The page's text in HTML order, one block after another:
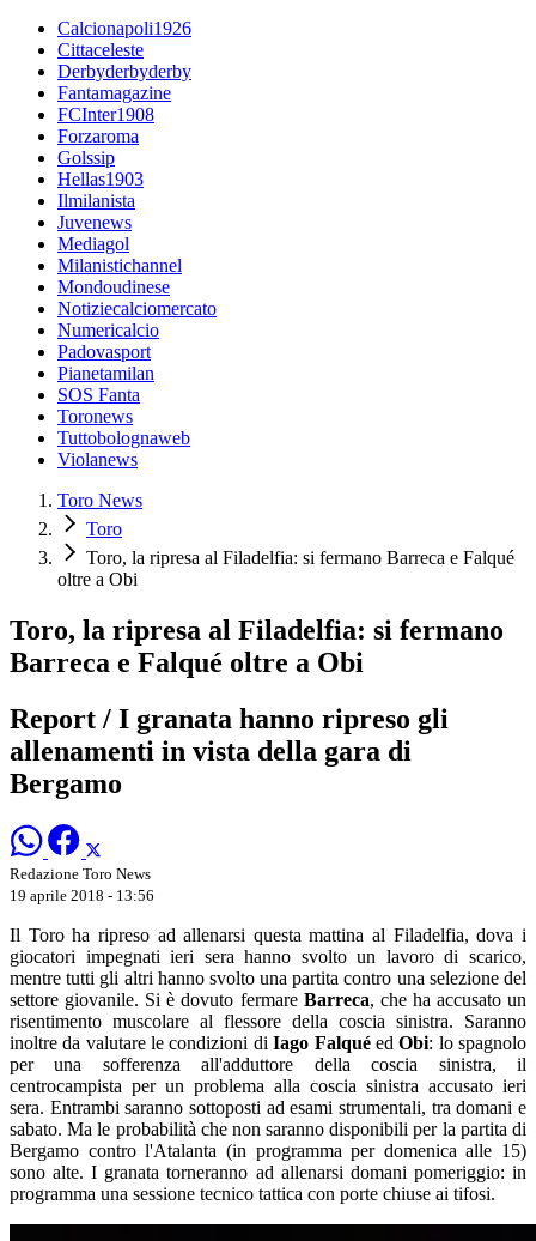
Calcionapoli1926
Cittaceleste
Derbyderbyderby
Fantamagazine
FCInter1908
Forzaroma
Golssip
Hellas1903
Ilmilanista
Juvenews
Mediagol
Milanistichannel
Mondoudinese
Notiziecalciomercato
Numericalcio
Padovasport
Pianetamilan
SOS Fanta
Toronews
Tuttobolognaweb
Violanews
Toro News
Toro
Toro, la ripresa al Filadelfia: si fermano Barreca e Falqué
oltre a Obi
Toro, la ripresa al Filadelfia: si fermano
Barreca e Falqué oltre a Obi
Report / I granata hanno ripreso gli
allenamenti in vista della gara di
Bergamo
Redazione Toro News
19 aprile 2018 - 13:56
Il Toro ha ripreso ad allenarsi questa mattina al Filadelfia, dova i
giocatori impegnati ieri sera hanno svolto un lavoro di scarico,
mentre tutti gli altri hanno svolto una partita contro una selezione del
settore giovanile. Si è dovuto fermare Barreca, che ha accusato un
risentimento muscolare al flessore della coscia sinistra. Saranno
inoltre da valutare le condizioni diIago FalquéedObi: lo spagnolo
per una sofferenza all'adduttore della coscia sinistra, il
centrocampista per un problema alla coscia sinistra accusato ieri
sera. Entrambi saranno sottoposti ad esami strumentali, tra domani e
sabato. Ma le probabilità che non saranno disponibili per la partita di
Bergamo contro l'Atalanta (in programma per domenica alle 15)
sono alte. I granata torneranno ad allenarsi domani pomeriggio: in
programma una sessione tecnico tattica con porte chiuse ai tifosi.